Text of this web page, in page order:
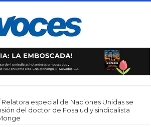
Relatora especial de Naciones Unidas se
del doctor de Fosalud y sindicalista